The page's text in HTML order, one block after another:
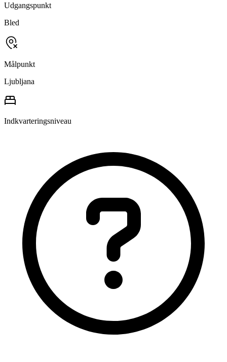
Udgangspunkt
Bled
Målpunkt
Ljubljana
Indkvarteringsniveau